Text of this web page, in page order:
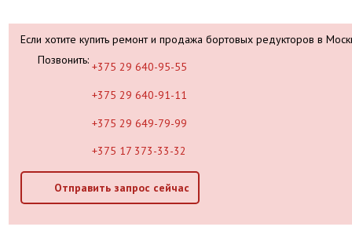
Если хотите купить ремонт и продажа бортовых редукторов в
Позвонить:
+375 29 640-95-55
+375 29 640-91-11
+375 29 649-79-99
+375 17 373-33-32
Отправить запрос сейчас